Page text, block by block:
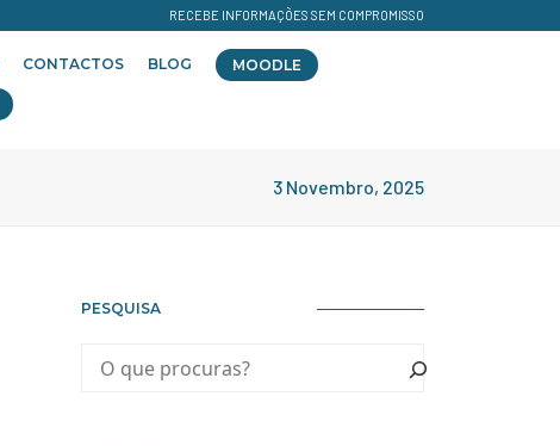
RECEBE INFORMAÇÕES SEM COMPROMISSO
CONTACTOS BLOG MOODLE
3 Novembro, 2025
PESQUISA